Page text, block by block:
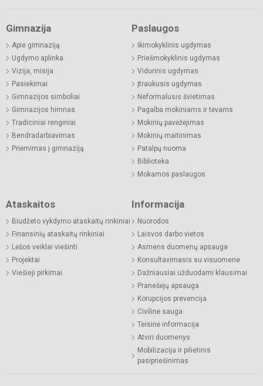
Gimnazija
Apie gimnaziją
Ugdymo aplinka
Vizija, misija
Pasiekimai
Gimnazijos simboliai
Gimnazijos himnas
Tradiciniai renginiai
Bendradarbiavimas
Priėmimas į gimnaziją
Paslaugos
Ikimokyklinis ugdymas
Priešmokyklinis ugdymas
Vidurinis ugdymas
Įtraukusis ugdymas
Neformalusis švietimas
Pagalba mokiniams ir tėvams
Mokinių pavėžėjimas
Mokinių maitinimas
Patalpų nuoma
Biblioteka
Mokamos paslaugos
Ataskaitos
Biudžeto vykdymo ataskaitų rinkiniai
Finansinių ataskaitų rinkiniai
Lėšos veiklai viešinti
Projektai
Viešieji pirkimai
Informacija
Nuorodos
Laisvos darbo vietos
Asmens duomenų apsauga
Konsultavimasis su visuomene
Dažniausiai užduodami klausimai
Pranešėjų apsauga
Korupcijos prevencija
Civilinė sauga
Teisinė informacija
Atviri duomenys
Mobilizacija ir pilietinis
pasipriešinimas